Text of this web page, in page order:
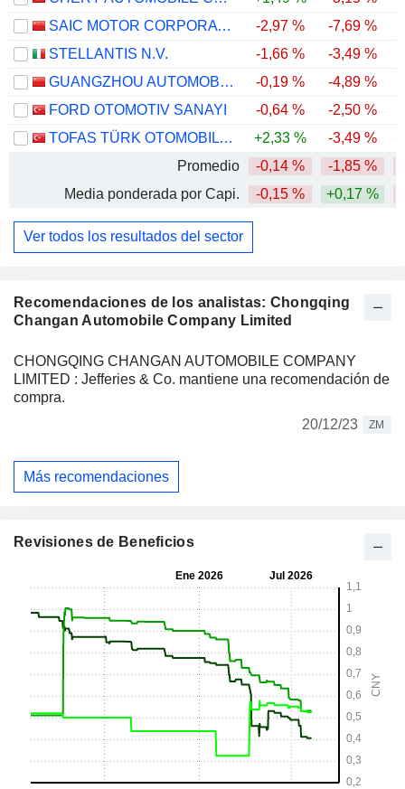
Recomendaciones de los analistas: Chongqing
Changan Automobile Company Limited
CHONGQING CHANGAN AUTOMOBILE COMPANY
LIMITED : Jefferies & Co. mantiene una recomendación de
compra.
20/12/23
ZM
Más recomendaciones
SAIC MOTOR CORPORATION LIMITED
-2,97 % -7,69 %
STELLANTIS N.V.
-1,66 % -3,49 %
GUANGZHOU AUTOMOBILE GROUP CO., LTD.
-0,19 % -4,89 %
FORD OTOMOTIV SANAYI
-0,64 % -2,50 %
TOFAS TÜRK OTOMOBIL FABRIKASI ANONIM SIRKETI
+2,33 % -3,49 %
Promedio
-0,14 % -1,85 %
Media ponderada por Capi.
-0,15 % +0,17 %
Ver todos los resultados del sector
Revisiones de Beneficios